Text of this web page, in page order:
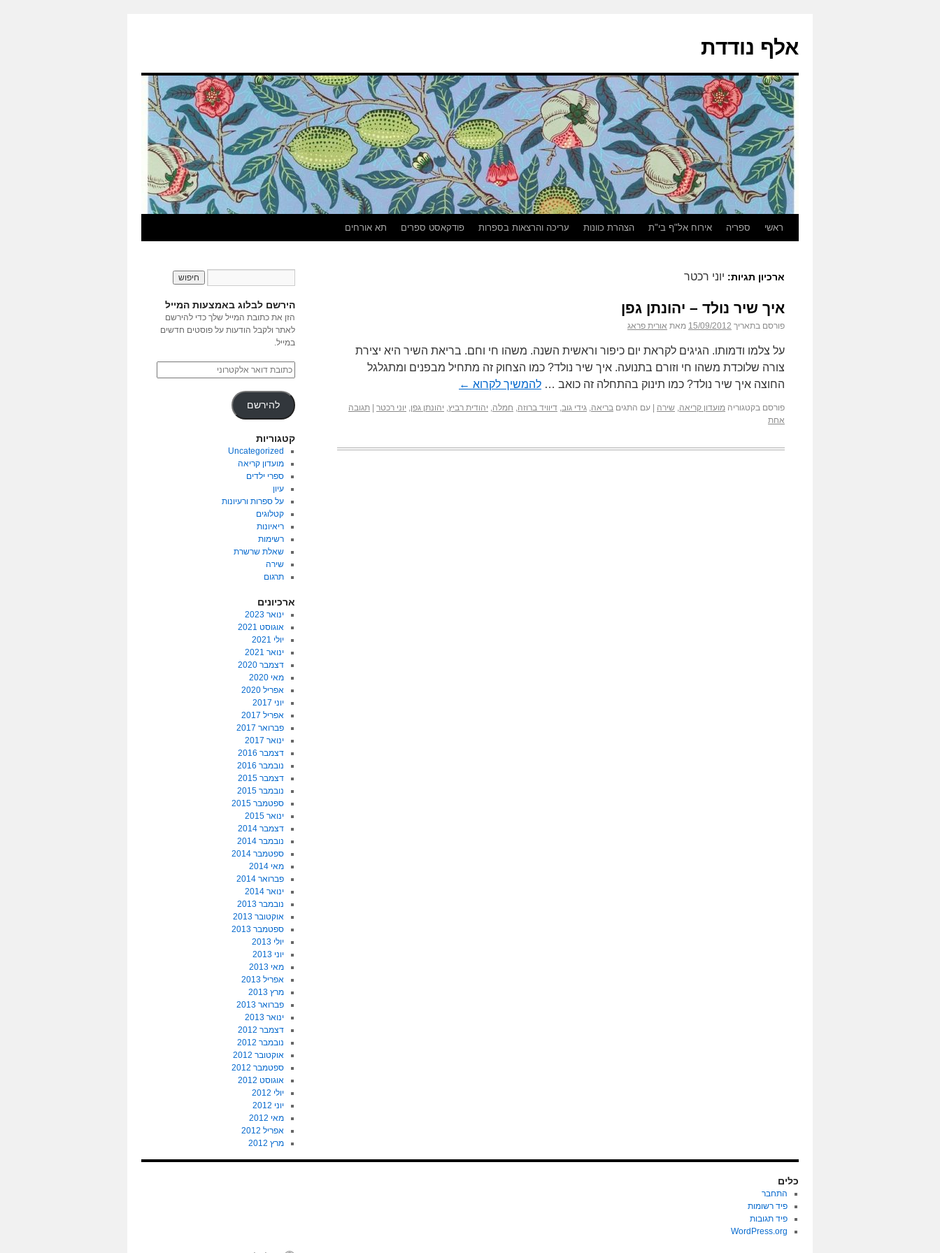
אלף נודדת
ראשי ספריה אירוח אל"ף בי"ת הצהרת כוונות עריכה והרצאות בספרות פודקאסט ספרים תא אורחים
ארכיון תגיות: יוני רכטר
איך שיר נולד – יהונתן גפן
פורסם בתאריך 15/09/2012 מאת אורית פראג
על צלמו ודמותו. הגיגים לקראת יום כיפור וראשית השנה. משהו חי וחם. בריאת השיר היא יצירת
צורה שלוכדת משהו חי וזורם בתנועה. איך שיר נולד? כמו הצחוק זה מתחיל מבפנים ומתגלגל
החוצה איך שיר נולד? כמו תינוק בהתחלה זה כואב … להמשיך לקרוא ←
פורסם בקטגוריה מועדון קריאה, שירה עם התגים בריאה, גידי גוב, דיוויד ברוזה, חמלה, יהודית רביץ, יהונתן גפן, יוני רכטר
תגובה
אחת
הירשם לבלוג באמצעות המייל
הזן את כתובת המייל שלך כדי להירשם
לאתר ולקבל הודעות על פוסטים חדשים
במייל.
להירשם
קטגוריות
Uncategorized
מועדון קריאה
ספרי ילדים
עיון
על ספרות ורעיונות
קטלוגים
ריאיונות
רשימות
שאלת שרשרת
שירה
תרגום
ארכיונים
ינואר 2023
אוגוסט 2021
יולי 2021
ינואר 2021
דצמבר 2020
מאי 2020
אפריל 2020
יוני 2017
אפריל 2017
פברואר 2017
ינואר 2017
דצמבר 2016
נובמבר 2016
דצמבר 2015
נובמבר 2015
ספטמבר 2015
ינואר 2015
דצמבר 2014
נובמבר 2014
ספטמבר 2014
מאי 2014
פברואר 2014
ינואר 2014
נובמבר 2013
אוקטובר 2013
ספטמבר 2013
יולי 2013
יוני 2013
מאי 2013
אפריל 2013
מרץ 2013
פברואר 2013
ינואר 2013
דצמבר 2012
נובמבר 2012
אוקטובר 2012
ספטמבר 2012
אוגוסט 2012
יולי 2012
יוני 2012
מאי 2012
אפריל 2012
מרץ 2012
כלים
התחבר
פיד רשומות
פיד תגובות
WordPress.org